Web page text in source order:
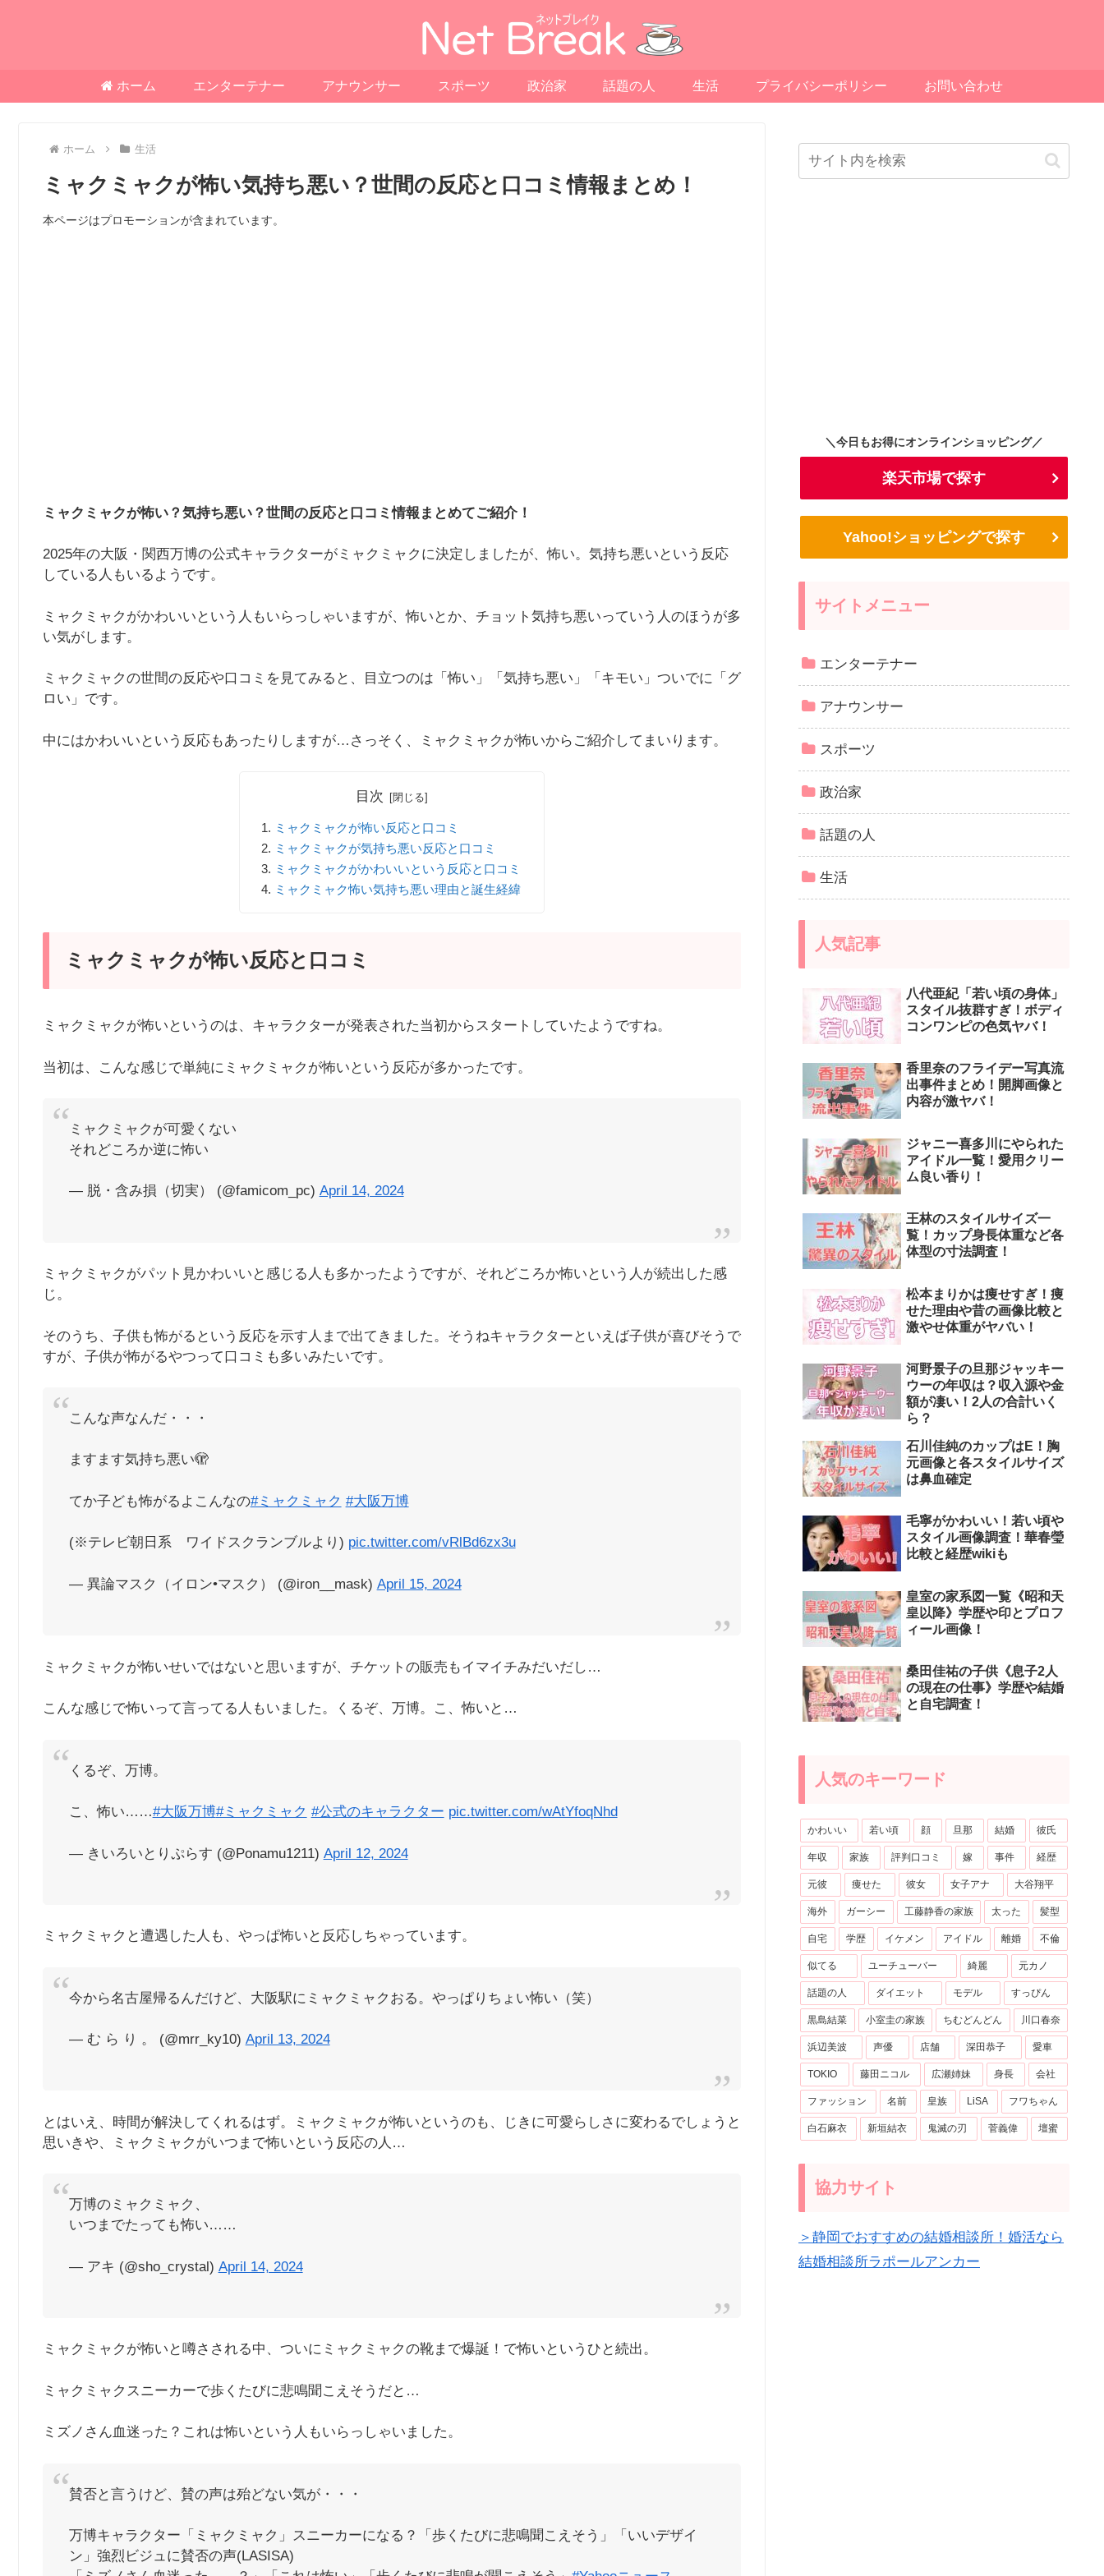
ホーム エンターテナー アナウンサー スポーツ 政治家 話題の人 生活 プライバシーポリシー お問い合わせ
ホーム 生活
ミャクミャクが怖い気持ち悪い？世間の反応と口コミ情報まとめ！
本ページはプロモーションが含まれています。
ミャクミャクが怖い？気持ち悪い？世間の反応と口コミ情報まとめてご紹介！
2025年の大阪・関西万博の公式キャラクターがミャクミャクに決定しましたが、怖い。気持ち悪いという反応
している人もいるようです。
ミャクミャクがかわいいという人もいらっしゃいますが、怖いとか、チョット気持ち悪いっていう人のほうが多
い気がします。
ミャクミャクの世間の反応や口コミを見てみると、目立つのは「怖い」「気持ち悪い」「キモい」ついでに「グ
ロい」です。
中にはかわいいという反応もあったりしますが…さっそく、ミャクミャクが怖いからご紹介してまいります。
目次
ミャクミャクが怖い反応と口コミ
ミャクミャクが気持ち悪い反応と口コミ
ミャクミャクがかわいいという反応と口コミ
ミャクミャク怖い気持ち悪い理由と誕生経緯
ミャクミャクが怖い反応と口コミ
ミャクミャクが怖いというのは、キャラクターが発表された当初からスタートしていたようですね。
当初は、こんな感じで単純にミャクミャクが怖いという反応が多かったです。
ミャクミャクが可愛くない
それどころか逆に怖い
— 脱・含み損（切実） (@famicom_pc) April 14, 2024
ミャクミャクがパット見かわいいと感じる人も多かったようですが、それどころか怖いという人が続出した感
じ。
そのうち、子供も怖がるという反応を示す人まで出てきました。そうねキャラクターといえば子供が喜びそうで
すが、子供が怖がるやつって口コミも多いみたいです。
こんな声なんだ・・・
ますます気持ち悪い🫣
てか子ども怖がるよこんなの#ミャクミャク #大阪万博
(※テレビ朝日系 ワイドスクランブルより) pic.twitter.com/vRlBd6zx3u
— 異論マスク（イロン•マスク） (@iron__mask) April 15, 2024
ミャクミャクが怖いせいではないと思いますが、チケットの販売もイマイチみだいだし…
こんな感じで怖いって言ってる人もいました。くるぞ、万博。こ、怖いと…
くるぞ、万博。
こ、怖い……#大阪万博#ミャクミャク #公式のキャラクター pic.twitter.com/wAtYfoqNhd
— きいろいとりぷらす (@Ponamu1211) April 12, 2024
ミャクミャクと遭遇した人も、やっぱ怖いと反応しちゃっています。
今から名古屋帰るんだけど、大阪駅にミャクミャクおる。やっぱりちょい怖い（笑）
— む ら り 。 (@mrr_ky10) April 13, 2024
とはいえ、時間が解決してくれるはず。ミャクミャクが怖いというのも、じきに可愛らしさに変わるでしょうと
思いきや、ミャクミャクがいつまで怖いという反応の人…
万博のミャクミャク、
いつまでたっても怖い……
— アキ (@sho_crystal) April 14, 2024
ミャクミャクが怖いと噂さされる中、ついにミャクミャクの靴まで爆誕！で怖いというひと続出。
ミャクミャクスニーカーで歩くたびに悲鳴聞こえそうだと…
ミズノさん血迷った？これは怖いという人もいらっしゃいました。
賛否と言うけど、賛の声は殆どない気が・・・
万博キャラクター「ミャクミャク」スニーカーになる？「歩くたびに悲鳴聞こえそう」「いいデザイ
ン」強烈ビジュに賛否の声(LASISA)
＼今日もお得にオンラインショッピング／
楽天市場で探す
Yahoo!ショッピングで探す
サイトメニュー
エンターテナー
アナウンサー
スポーツ
政治家
話題の人
生活
人気記事
八代亜紀「若い頃の身体」
スタイル抜群すぎ！ボディ
コンワンピの色気ヤバ！
香里奈のフライデー写真流
出事件まとめ！開脚画像と
内容が激ヤバ！
ジャニー喜多川にやられた
アイドル一覧！愛用クリー
ム良い香り！
王林のスタイルサイズ一
覧！カップ身長体重など各
体型の寸法調査！
松本まりかは痩せすぎ！痩
せた理由や昔の画像比較と
激やせ体重がヤバい！
河野景子の旦那ジャッキー
ウーの年収は？収入源や金
額が凄い！2人の合計いく
ら？
石川佳純のカップはE！胸
元画像と各スタイルサイズ
は鼻血確定
毛寧がかわいい！若い頃や
スタイル画像調査！華春瑩
比較と経歴wikiも
皇室の家系図一覧《昭和天
皇以降》学歴や印とプロフ
ィール画像！
桑田佳祐の子供《息子2人
の現在の仕事》学歴や結婚
と自宅調査！
人気のキーワード
かわいい 若い頃 顔 旦那 結婚 彼氏
年収 家族 評判口コミ 嫁 事件 経歴
元彼 痩せた 彼女 女子アナ 大谷翔平
海外 ガーシー 工藤静香の家族 太った 髪型
自宅 学歴 イケメン アイドル 離婚 不倫
似てる ユーチューバー 綺麗 元カノ
話題の人 ダイエット モデル すっぴん
黒島結菜 小室圭の家族 ちむどんどん 川口春奈
浜辺美波 声優 店舗 深田恭子 愛車
TOKIO 藤田ニコル 広瀬姉妹 身長 会社
ファッション 名前 皇族 LiSA フワちゃん
白石麻衣 新垣結衣 鬼滅の刃 菅義偉 壇蜜
協力サイト
＞静岡でおすすめの結婚相談所！婚活なら
結婚相談所ラポールアンカー